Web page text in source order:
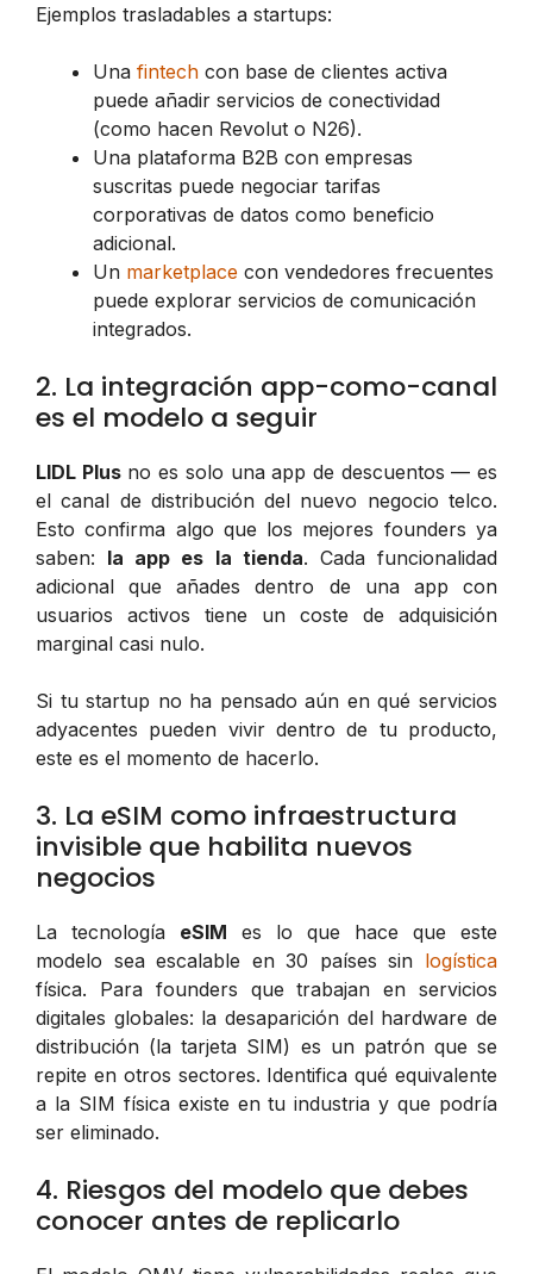
Ejemplos trasladables a startups:
Una fintech con base de clientes activa
puede añadir servicios de conectividad
(como hacen Revolut o N26).
Una plataforma B2B con empresas
suscritas puede negociar tarifas
corporativas de datos como beneficio
adicional.
Un marketplace con vendedores frecuentes
puede explorar servicios de comunicación
integrados.
2. La integración app-como-canal
es el modelo a seguir
LIDL Plusno es solo una app de descuentos — es
el canal de distribución del nuevo negocio telco.
Esto confirma algo que los mejores founders ya
saben: la app es la tienda. Cada funcionalidad
adicional que añades dentro de una app con
usuarios activos tiene un coste de adquisición
marginal casi nulo.
Si tu startup no ha pensado aún en qué servicios
adyacentes pueden vivir dentro de tu producto,
este es el momento de hacerlo.
3. La eSIM como infraestructura
invisible que habilita nuevos
negocios
La tecnología eSIM es lo que hace que este
modelo sea escalable en 30 países sin logística
física. Para founders que trabajan en servicios
digitales globales: la desaparición del hardware de
distribución (la tarjeta SIM) es un patrón que se
repite en otros sectores. Identifica qué equivalente
a la SIM física existe en tu industria y que podría
ser eliminado.
4. Riesgos del modelo que debes
conocer antes de replicarlo